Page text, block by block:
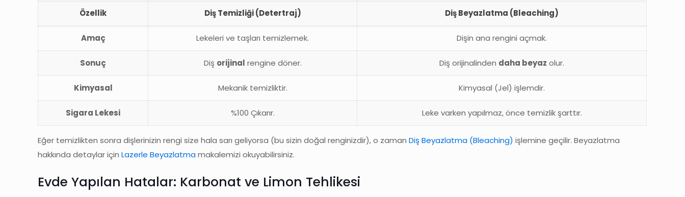
Özellik Diş Temizliği (Detertraj) Diş Beyazlatma (Bleaching)
Amaç Lekeleri ve taşları temizlemek. Dişin ana rengini açmak.
Sonuç Diş orijinal rengine döner. Diş orijinalinden daha beyaz olur.
Kimyasal Mekanik temizliktir. Kimyasal (Jel) işlemdir.
Sigara Lekesi %100 Çıkarır. Leke varken yapılmaz, önce temizlik şarttır.
Eğer temizlikten sonra dişlerinizin rengi size hala sarı geliyorsa (bu sizin doğal renginizdir), o zamanDiş Beyazlatma (Bleaching) işlemine geçilir. Beyazlatma
hakkında detaylar içinLazerle Beyazlatmamakalemizi okuyabilirsiniz.
Evde Yapılan Hatalar: Karbonat ve Limon Tehlikesi